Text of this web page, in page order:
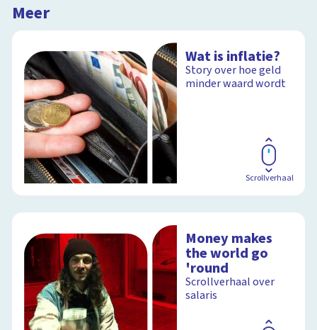
Meer
Wat is inflatie?
Story over hoe geld
minder waard wordt
Scrollverhaal
Money makes
the world go
'round
Scrollverhaal over
salaris